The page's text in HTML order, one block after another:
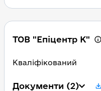
ТОВ "Епіцентр К"
Кваліфікований
Документи (2)